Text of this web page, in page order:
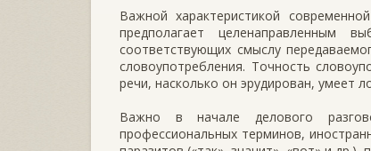
Важной характеристикой
предполагает целенаправленным
соответствующих смыслу
словоупотребления. Точность
речи, насколько он эрудирован, умеет
Важно в начале делового
профессиональных терминов,